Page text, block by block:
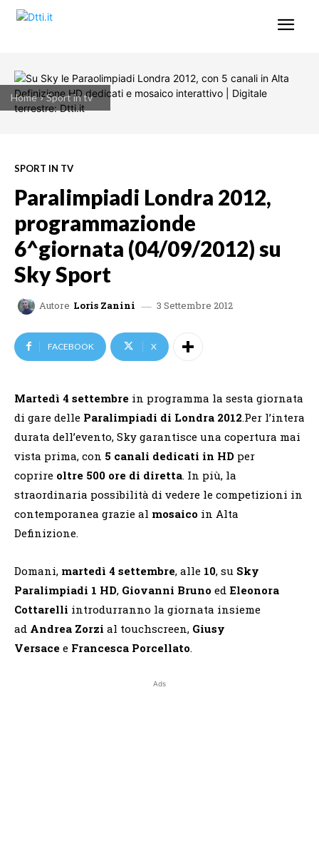
Home Sport in tv
SPORT IN TV
Paralimpiadi Londra 2012,
programmazionde
6^giornata (04/09/2012) su
Sky Sport
Autore Loris Zanini 3 Settembre 2012
FACEBOOK X
Martedì 4 settembre in programma la sesta giornata
di gare delle Paralimpiadi di Londra 2012.Per l’intera
durata dell’evento, Sky garantisce una copertura mai
vista prima, con 5 canali dedicati in HD per
coprire oltre 500 ore di diretta. In più, la
straordinaria possibilità di vedere le competizioni in
contemporanea grazie al mosaico in Alta
Definizione.
Domani, martedì 4 settembre, alle 10, su Sky
Paralimpiadi 1 HD, Giovanni Bruno ed Eleonora
Cottarelli introdurranno la giornata insieme
ad Andrea Zorzi al touchscreen, Giusy
Versace e Francesca Porcellato.
Ads